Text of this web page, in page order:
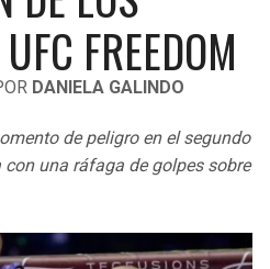
FREEDOM
DANIELA GALINDO
de peligro en el segundo
una ráfaga de golpes sobre